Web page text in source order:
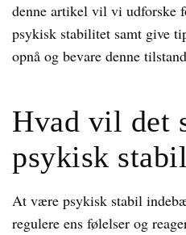
denne artikel vil vi udforske
psykisk stabilitet samt give
opnå og bevare denne
Hvad vil det
psykisk
At være psykisk stabil
regulere ens følelser og